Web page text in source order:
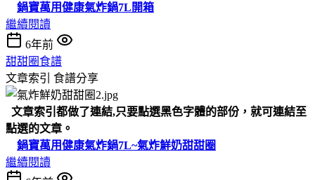
鍋寶萬用健康氣炸鍋7L開箱
繼續閱讀
6年前
甜甜圈食譜
文章索引 食譜分享
文章索引都做了連結,只要點選黑色字體的部份，就可連結至
點選的文章。
鍋寶萬用健康氣炸鍋7L~氣炸鮮奶甜甜圈
繼續閱讀